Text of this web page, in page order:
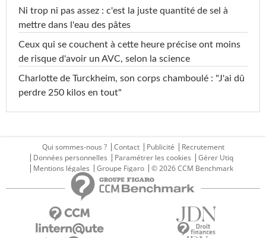
Ni trop ni pas assez : c'est la juste quantité de sel à
mettre dans l'eau des pâtes
Ceux qui se couchent à cette heure précise ont moins
de risque d'avoir un AVC, selon la science
Charlotte de Turckheim, son corps chamboulé : "J'ai dû
perdre 250 kilos en tout"
Qui sommes-nous ? Contact Publicité
Recrutement
Données personnelles
Paramétrer les cookies
Gérer Utiq
Mentions légales
Groupe Figaro © 2026 CCM Benchmark